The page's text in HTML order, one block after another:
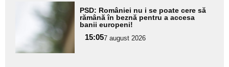
Adaugă
aici textul
pentru
subtitlu
PSD: României nu i se poate cere să
rămână în beznă pentru a accesa
banii europeni!
15:057 august 2026